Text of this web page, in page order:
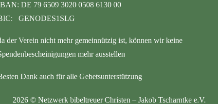
DE 79 6509 3020 0508 6130 00
GENODES1SLG
der Verein nicht mehr gemeinnützig ist, können wir keine
mehr ausstellen
Dank auch für alle Gebetsunterstützung
2026 © Netzwerk bibeltreuer Christen – Jakob Tscharntke e.V.